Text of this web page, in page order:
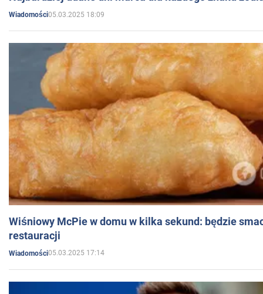
Wiadomości05.03.2025 18:09
Wiśniowy McPie w domu w kilka sekund: będzie
restauracji
Wiadomości05.03.2025 17:14